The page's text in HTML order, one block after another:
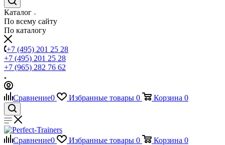
Каталог
По всему сайту
По каталогу
+7 (495) 201 25 28
+7 (495) 201 25 28
+7 (965) 282 76 62
Сравнение0 Избранные товары 0 Корзина 0
Сравнение0 Избранные товары 0 Корзина 0